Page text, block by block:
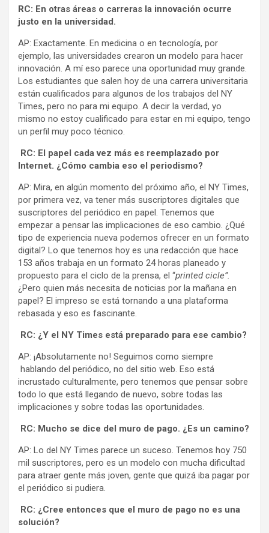
RC: En otras áreas o carreras la innovación ocurre
justo en la universidad.
AP: Exactamente. En medicina o en tecnología, por
ejemplo, las universidades crearon un modelo para hacer
innovación. A mí eso parece una oportunidad muy grande.
Los estudiantes que salen hoy de una carrera universitaria
están cualificados para algunos de los trabajos del NY
Times, pero no para mi equipo. A decir la verdad, yo
mismo no estoy cualificado para estar en mi equipo, tengo
un perfil muy poco técnico.
RC: El papel cada vez más es reemplazado por
Internet. ¿Cómo cambia eso el periodismo?
AP: Mira, en algún momento del próximo año, el NY Times,
por primera vez, va tener más suscriptores digitales que
suscriptores del periódico en papel. Tenemos que
empezar a pensar las implicaciones de eso cambio. ¿Qué
tipo de experiencia nueva podemos ofrecer en un formato
digital? Lo que tenemos hoy es una redacción que hace
153 años trabaja en un formato 24 horas planeado y
propuesto para el ciclo de la prensa, el “printed cicle”.
¿Pero quien más necesita de noticias por la mañana en
papel? El impreso se está tornando a una plataforma
rebasada y eso es fascinante.
RC: ¿Y el NY Times está preparado para ese cambio?
AP: ¡Absolutamente no! Seguimos como siempre
hablando del periódico, no del sitio web. Eso está
incrustado culturalmente, pero tenemos que pensar sobre
todo lo que está llegando de nuevo, sobre todas las
implicaciones y sobre todas las oportunidades.
RC: Mucho se dice del muro de pago. ¿Es un camino?
AP: Lo del NY Times parece un suceso. Tenemos hoy 750
mil suscriptores, pero es un modelo con mucha dificultad
para atraer gente más joven, gente que quizá iba pagar por
el periódico si pudiera.
RC: ¿Cree entonces que el muro de pago no es una
solución?